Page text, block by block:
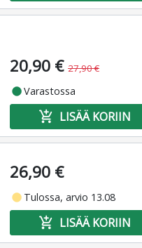
20,90 € 27,90 €
fiber_manual_recordVarastossa
add_shopping_cart LISÄÄ KORIIN
26,90 €
fiber_manual_record Tulossa, arvio 13.08
add_shopping_cart LISÄÄ KORIIN